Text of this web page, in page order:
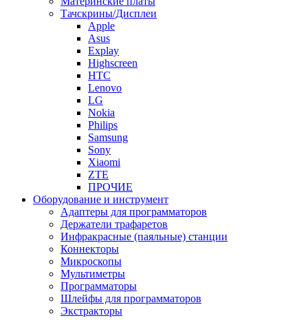
Тачскрины/Дисплеи
Apple
Asus
Explay
Highscreen
HTC
Lenovo
LG
Nokia
Philips
Samsung
Sony
Xiaomi
ZTE
ПРОЧИЕ
Оборудование и инструмент
Адаптеры для программаторов
Держатели трафаретов
Инфракрасные (паяльные) станции
Коннекторы
Микроскопы
Мультиметры
Программаторы
Шлейфы для программаторов
Экстракторы